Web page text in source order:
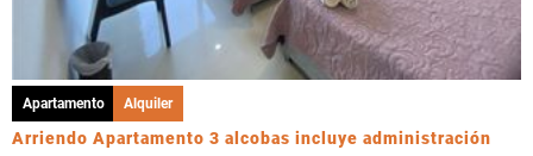
Apartamento Alquiler
Arriendo Apartamento 3 alcobas incluye administración